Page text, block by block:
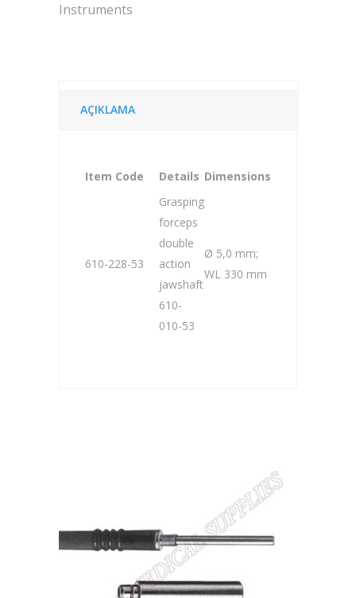
Instruments
AÇIKLAMA
Item Code Details Dimensions
610-228-53
Grasping
forceps
double
action
jawshaft
610-
010-53
Ø 5,0 mm;
WL 330 mm